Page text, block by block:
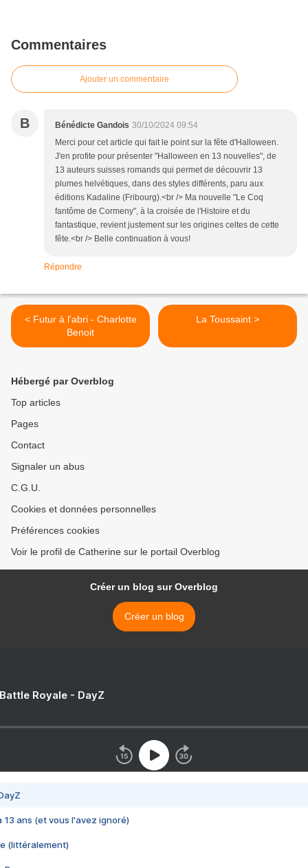
Commentaires
Ajouter un commentaire
B Bénédicte Gandois 30/10/2024 09:54
Merci pour cet article qui fait le point sur la fête d'Halloween.
J'en profite pour présenter "Halloween en 13 nouvelles", de
13 auteurs suisses romands qui permet de découvrir 13
plumes helvétiques, dans des styles différents, paru aux
éditions Kadaline (Fribourg).<br /> Ma nouvelle "Le Coq
fantôme de Cormeny", à la croisée de l'Histoire et du
fantastique, revient justement sur les origines celtes de cette
fête.<br /> Belle continuation à vous!
Répondre
< Futur à l'abri - Charlotte
Benoit
La Toussaint >
Hébergé par Overblog
Top articles
Pages
Contact
Signaler un abus
C.G.U.
Cookies et données personnelles
Préférences cookies
Voir le profil de Catherine sur le portail Overblog
Créer un blog sur Overblog
Créer un blog
Royale - DayZ
13 ans (et vous l'avez ignoré)
(littéralement)